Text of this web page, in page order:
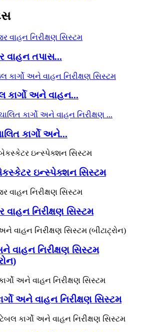
વાહન તપાસ...
કાર્ગો અને વાહન...
કાર્ગો અને...
ઇન્સ્પેક્શન સિસ્ટમ
નિરીક્ષણ સિસ્ટમ
વાહન નિરીક્ષણ સિસ્ટમ
અને વાહન નિરીક્ષણ સિસ્ટમ